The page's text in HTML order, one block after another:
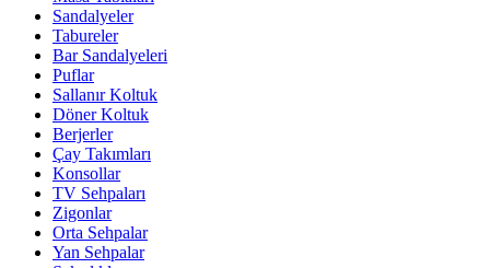
Sandalyeler
Tabureler
Bar Sandalyeleri
Puflar
Sallanır Koltuk
Döner Koltuk
Berjerler
Çay Takımları
Konsollar
TV Sehpaları
Zigonlar
Orta Sehpalar
Yan Sehpalar